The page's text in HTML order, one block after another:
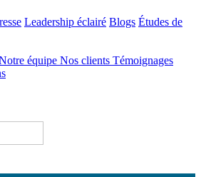
Leadership éclairé Blogs Études de
équipe Nos clients Témoignages